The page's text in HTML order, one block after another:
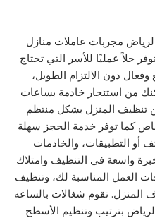
مجربات عاملات منازل
حلاً عمليًا للأسر التي تحتاج
دون الالتزام الطويل،
من استئجار خادمة بساعات
تنظيف المنزل بشكل منتظم
كما توفر خدمة الحجز سهلة
أو التطبيقات، والخادمات
واسعة في التنظيف وامتلاك
العمل المناسبة لك، وتنظيف
تقوم شغالات بالساعه
بترتيب وتنظيم الأسطح